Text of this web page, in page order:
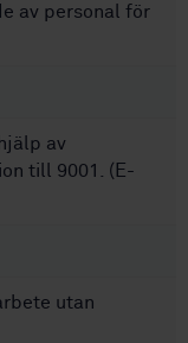
av personal för
av
till 9001. (E-
utan